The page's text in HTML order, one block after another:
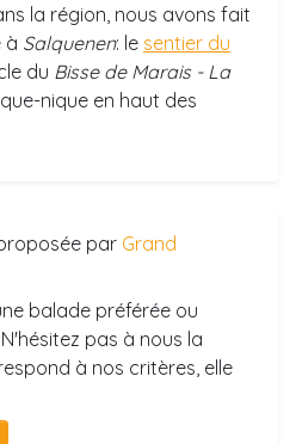
la région, nous avons fait
à Salquenen: le sentier du
du Bisse de Marais - La
nique en haut des
par Grand
balade préférée ou
pas à nous la
à nos critères, elle